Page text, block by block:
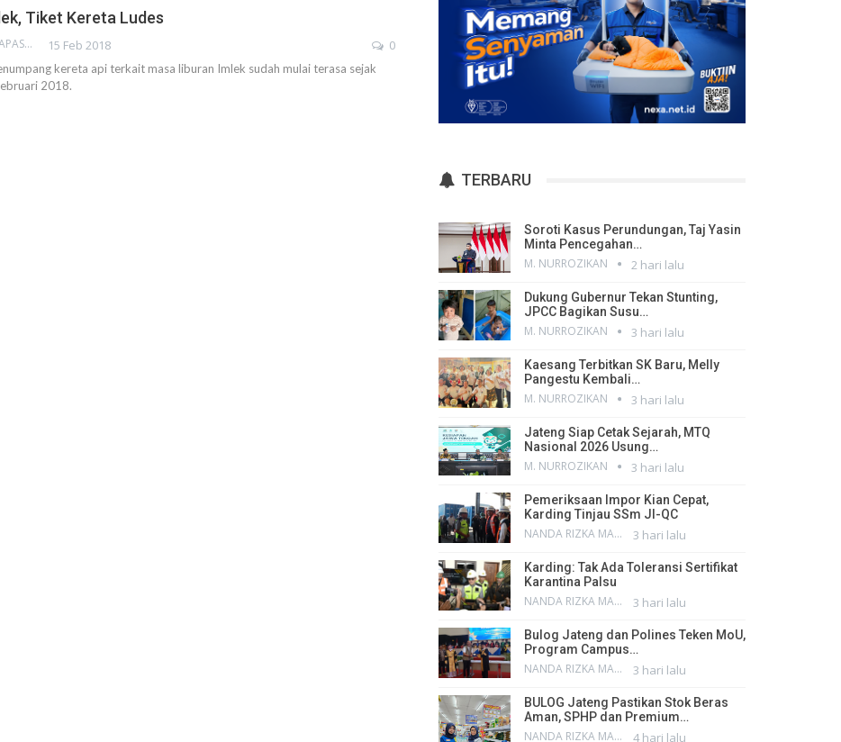
Tiket Kereta Ludes
ADMINZONAPASAR 15 Feb 2018 0
kereta api terkait masa liburan Imlek sudah mulai terasa sejak
2018.
TERBARU
Soroti Kasus Perundungan, Taj Yasin
Minta Pencegahan…
M. NURROZIKAN 2 hari lalu
Dukung Gubernur Tekan Stunting,
JPCC Bagikan Susu…
M. NURROZIKAN 3 hari lalu
Kaesang Terbitkan SK Baru, Melly
Pangestu Kembali…
M. NURROZIKAN 3 hari lalu
Jateng Siap Cetak Sejarah, MTQ
Nasional 2026 Usung…
M. NURROZIKAN 3 hari lalu
Pemeriksaan Impor Kian Cepat,
Karding Tinjau SSm JI-QC
NANDA RIZKA MAHENDRA 3 hari lalu
Karding: Tak Ada Toleransi Sertifikat
Karantina Palsu
NANDA RIZKA MAHENDRA 3 hari lalu
Bulog Jateng dan Polines Teken MoU,
Program Campus…
NANDA RIZKA MAHENDRA 3 hari lalu
BULOG Jateng Pastikan Stok Beras
Aman, SPHP dan Premium…
NANDA RIZKA MAHENDRA 4 hari lalu